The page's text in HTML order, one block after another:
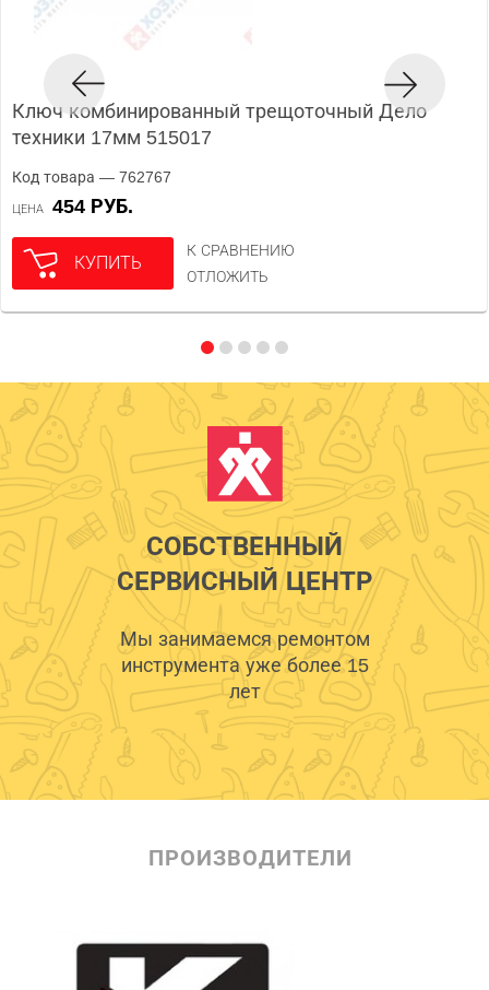
Ключ комбинированный трещоточный Дело
техники 17мм 515017
Код товара — 762767
ЦЕНА 454 РУБ.
КУПИТЬ
К СРАВНЕНИЮ
ОТЛОЖИТЬ
СОБСТВЕННЫЙ
СЕРВИСНЫЙ ЦЕНТР
Мы занимаемся ремонтом
инструмента уже более 15
лет
ПРОИЗВОДИТЕЛИ